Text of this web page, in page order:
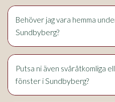
Behöver jag vara hemma
Sundbyberg?
Putsa ni även svåråtkomliga
fönster iSundbyberg?